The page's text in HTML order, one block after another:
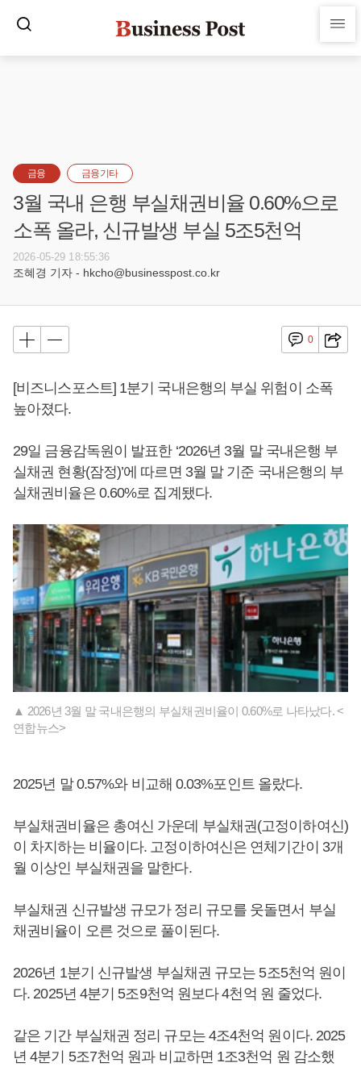
금융 금융기타
3월 국내 은행 부실채권비율 0.60%으로
소폭 올라, 신규발생 부실 5조5천억
2026-05-29 18:55:36
조혜경 기자 - hkcho@businesspost.co.kr
0
[비즈니스포스트] 1분기 국내은행의 부실 위험이 소폭
높아졌다.
29일 금융감독원이 발표한 ‘2026년 3월 말 국내은행 부
실채권 현황(잠정)’에 따르면 3월 말 기준 국내은행의 부
실채권비율은 0.60%로 집계됐다.
▲ 2026년 3월 말 국내은행의 부실채권비율이 0.60%로 나타났다. <
연합뉴스>
2025년 말 0.57%와 비교해 0.03%포인트 올랐다.
부실채권비율은 총여신 가운데 부실채권(고정이하여신)
이 차지하는 비율이다. 고정이하여신은 연체기간이 3개
월 이상인 부실채권을 말한다.
부실채권 신규발생 규모가 정리 규모를 웃돌면서 부실
채권비율이 오른 것으로 풀이된다.
2026년 1분기 신규발생 부실채권 규모는 5조5천억 원이
다. 2025년 4분기 5조9천억 원보다 4천억 원 줄었다.
같은 기간 부실채권 정리 규모는 4조4천억 원이다. 2025
년 4분기 5조7천억 원과 비교하면 1조3천억 원 감소했